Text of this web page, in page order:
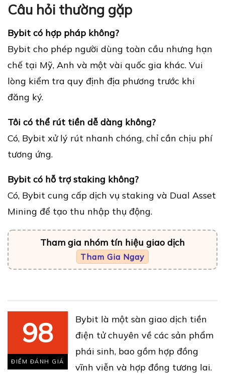
Câu hỏi thường gặp
Bybit có hợp pháp không?
Bybit cho phép người dùng toàn cầu nhưng hạn
chế tại Mỹ, Anh và một vài quốc gia khác. Vui
lòng kiểm tra quy định địa phương trước khi
đăng ký.
Tôi có thể rút tiền dễ dàng không?
Có, Bybit xử lý rút nhanh chóng, chỉ cần chịu phí
tương ứng.
Bybit có hỗ trợ staking không?
Có, Bybit cung cấp dịch vụ staking và Dual Asset
Mining để tạo thu nhập thụ động.
Tham gia nhóm tín hiệu giao dịch
Tham Gia Ngay
98
ĐIỂM ĐÁNH GIÁ
Bybit là một sàn giao dịch tiền
điện tử chuyên về các sản phẩm
phái sinh, bao gồm hợp đồng
vĩnh viễn và hợp đồng tương lai.